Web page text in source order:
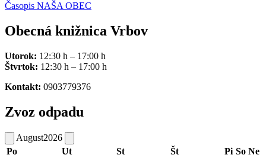
Časopis NAŠA OBEC
Obecná knižnica Vrbov
Utorok: 12:30 h – 17:00 h
Štvrtok: 12:30 h – 17:00 h
Kontakt: 0903779376
Zvoz odpadu
August2026
Po
Ut St Št Pi So Ne